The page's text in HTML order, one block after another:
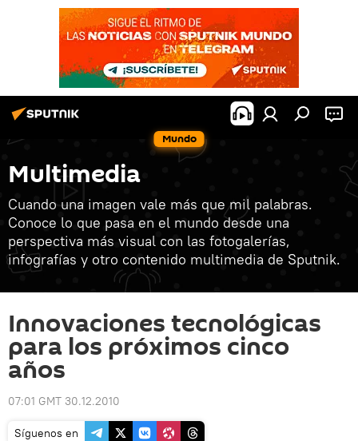
Mundo
Multimedia
Cuando una imagen vale más que mil palabras.
Conoce lo que pasa en el mundo desde una
perspectiva más visual con las fotogalerías,
infografías y otro contenido multimedia de Sputnik.
Innovaciones tecnológicas
para los próximos cinco
años
07:01 GMT 30.12.2010
Síguenos en